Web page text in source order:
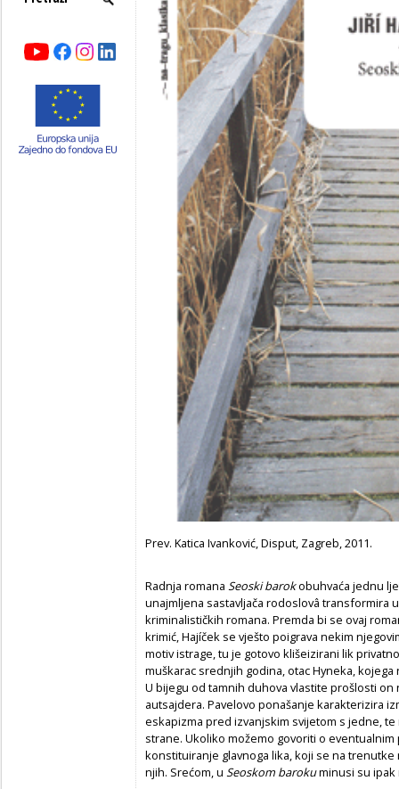
Prev. Katica Ivanković, Disput, Zagreb, 2011.
Radnja romana Seoski barokobuhvaća jednu
unajmljena sastavljača rodoslovâ transformira
kriminalističkih romana. Premda bi se ovaj
krimić, Hajíček se vješto poigrava nekim
motiv istrage, tu je gotovo klišeizirani lik
muškarac srednjih godina, otac Hyneka,
U bijegu od tamnih duhova vlastite prošlosti
autsajdera. Pavelovo ponašanje karakterizira
eskapizma pred izvanjskim svijetom s jedne,
strane. Ukoliko možemo govoriti o
konstituiranje glavnoga lika, koji se na
njih. Srećom, u Seoskom barokuminusi su ipak